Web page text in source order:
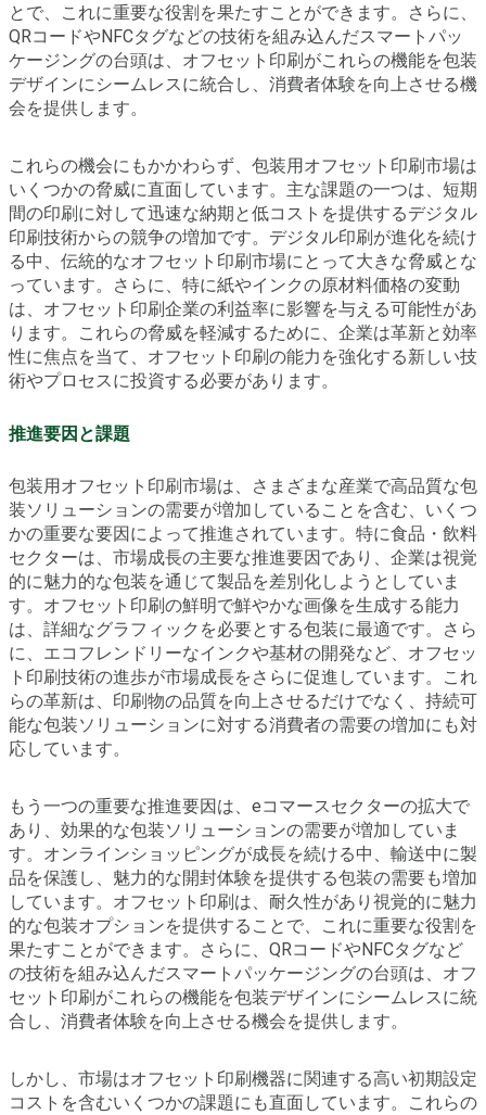
とで、これに重要な役割を果たすことができます。さらに、
QRコードやNFCタグなどの技術を組み込んだスマートパッ
ケージングの台頭は、オフセット印刷がこれらの機能を包装
デザインにシームレスに統合し、消費者体験を向上させる機
会を提供します。
これらの機会にもかかわらず、包装用オフセット印刷市場は
いくつかの脅威に直面しています。主な課題の一つは、短期
間の印刷に対して迅速な納期と低コストを提供するデジタル
印刷技術からの競争の増加です。デジタル印刷が進化を続け
る中、伝統的なオフセット印刷市場にとって大きな脅威とな
っています。さらに、特に紙やインクの原材料価格の変動
は、オフセット印刷企業の利益率に影響を与える可能性があ
ります。これらの脅威を軽減するために、企業は革新と効率
性に焦点を当て、オフセット印刷の能力を強化する新しい技
術やプロセスに投資する必要があります。
推進要因と課題
包装用オフセット印刷市場は、さまざまな産業で高品質な包
装ソリューションの需要が増加していることを含む、いくつ
かの重要な要因によって推進されています。特に食品・飲料
セクターは、市場成長の主要な推進要因であり、企業は視覚
的に魅力的な包装を通じて製品を差別化しようとしていま
す。オフセット印刷の鮮明で鮮やかな画像を生成する能力
は、詳細なグラフィックを必要とする包装に最適です。さら
に、エコフレンドリーなインクや基材の開発など、オフセッ
ト印刷技術の進歩が市場成長をさらに促進しています。これ
らの革新は、印刷物の品質を向上させるだけでなく、持続可
能な包装ソリューションに対する消費者の需要の増加にも対
応しています。
もう一つの重要な推進要因は、eコマースセクターの拡大で
あり、効果的な包装ソリューションの需要が増加していま
す。オンラインショッピングが成長を続ける中、輸送中に製
品を保護し、魅力的な開封体験を提供する包装の需要も増加
しています。オフセット印刷は、耐久性があり視覚的に魅力
的な包装オプションを提供することで、これに重要な役割を
果たすことができます。さらに、QRコードやNFCタグなど
の技術を組み込んだスマートパッケージングの台頭は、オフ
セット印刷がこれらの機能を包装デザインにシームレスに統
合し、消費者体験を向上させる機会を提供します。
しかし、市場はオフセット印刷機器に関連する高い初期設定
コストを含むいくつかの課題にも直面しています。これらの